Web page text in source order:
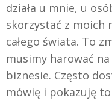
działa u mnie, u
skorzystać z moich
całego świata. To
musimy harować
biznesie. Często
mówię i pokazuję